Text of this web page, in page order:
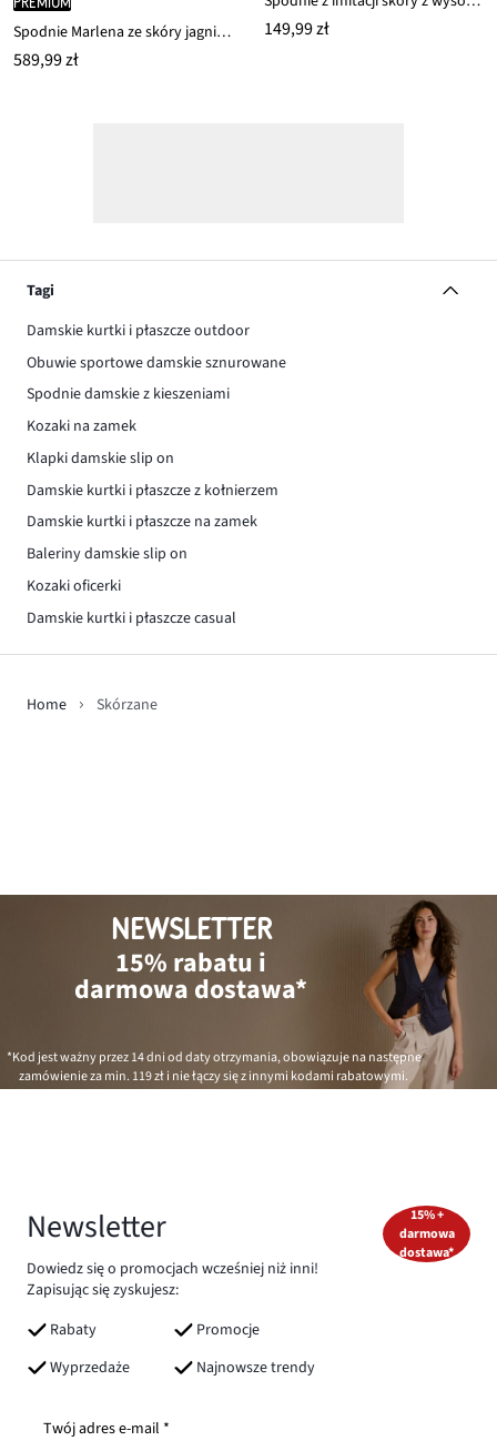
Spodnie Marlena ze skóry jagnięcej nappa
589,99 zł
149,99 zł
Tagi
Damskie kurtki i płaszcze outdoor
Obuwie sportowe damskie sznurowane
Spodnie damskie z kieszeniami
Kozaki na zamek
Klapki damskie slip on
Damskie kurtki i płaszcze z kołnierzem
Damskie kurtki i płaszcze na zamek
Baleriny damskie slip on
Kozaki oficerki
Damskie kurtki i płaszcze casual
Home Skórzane
NEWSLETTER
15% rabatu i
darmowa dostawa*
*Kod jest ważny przez 14 dni od daty otrzymania, obowiązuje na następne
zamówienie za min. 119 złi nie łączy się z innymi kodami rabatowymi.
Newsletter
Dowiedz się o promocjach wcześniej niż inni!
Zapisując się zyskujesz:
Rabaty
Promocje
Wyprzedaże
Najnowsze trendy
15% +
darmowa
dostawa*
Twój adres e-mail *